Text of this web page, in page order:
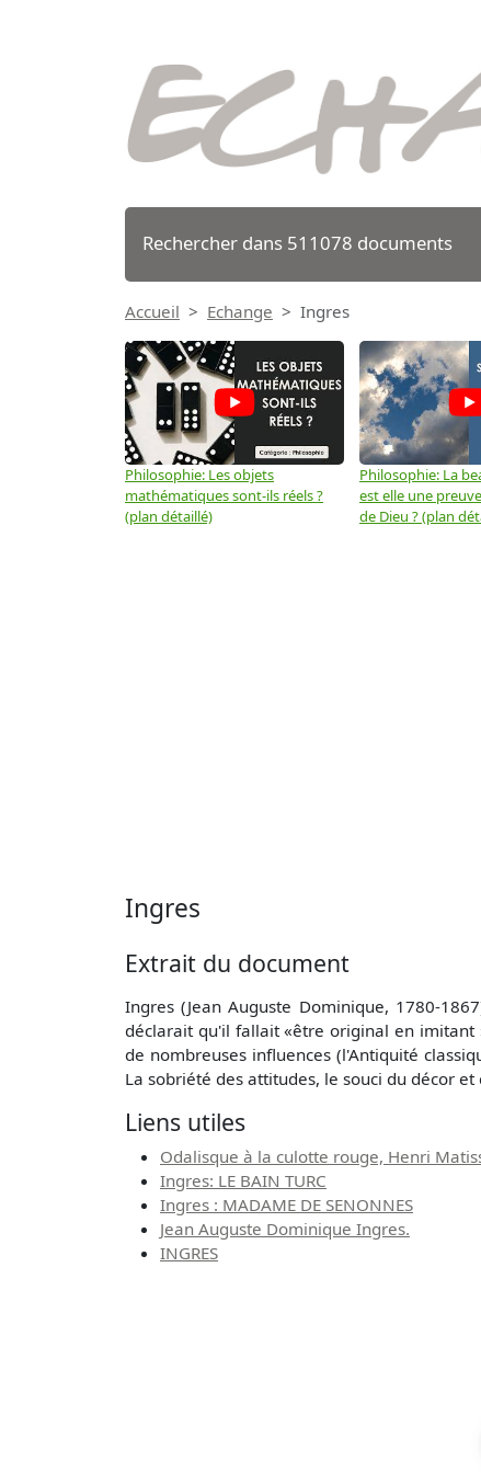
Rechercher dans 511078 documents
Accueil Echange Ingres
Philosophie: Les objets
mathématiques sont-ils réels ?
(plan détaillé)
Philosophie: La
est elle une
de Dieu ? (plan
Ingres
Extrait du document
Ingres (Jean Auguste Dominique, 1780-
déclarait qu'il fallait «être original en imitant
de nombreuses influences (l'Antiquité
La sobriété des attitudes, le souci du décor
Liens utiles
Odalisque à la culotte rouge, Henri
Ingres: LE BAIN TURC
Ingres : MADAME DE SENONNES
Jean Auguste Dominique Ingres.
INGRES